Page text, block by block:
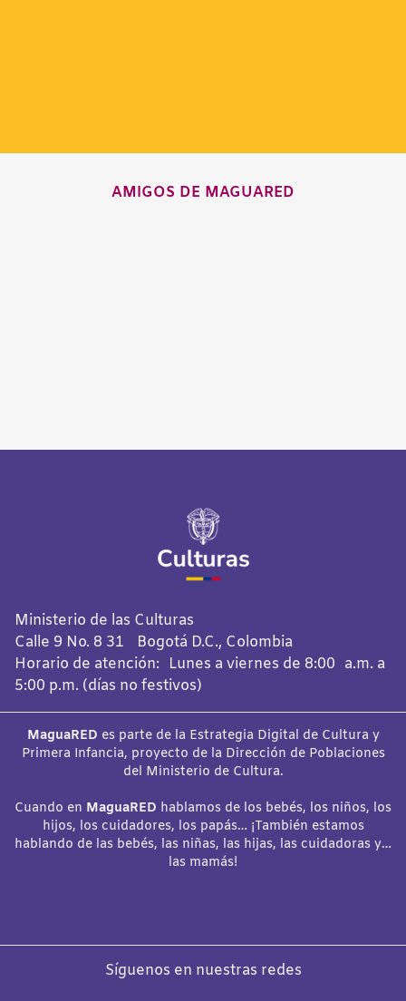
AMIGOS DE MAGUARED
Ministerio de las Culturas
Calle 9 No. 8 31 Bogotá D.C., Colombia
Horario de atención: Lunes a viernes de 8:00 a.m. a
5:00 p.m. (días no festivos)
MaguaRED es parte de la Estrategia Digital de Cultura y
Primera Infancia, proyecto de la Dirección de Poblaciones
del Ministerio de Cultura.
Cuando en MaguaRED hablamos de los bebés, los niños, los
hijos, los cuidadores, los papás… ¡También estamos
hablando de las bebés, las niñas, las hijas, las cuidadoras y…
las mamás!
Síguenos en nuestras redes